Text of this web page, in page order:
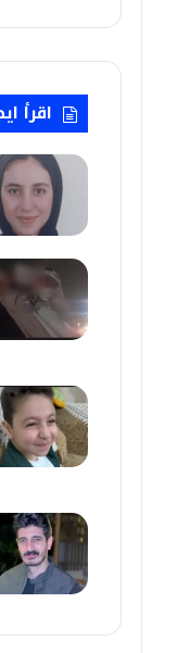
اقرأ